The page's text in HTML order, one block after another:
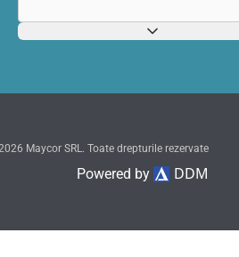
Maycor SRL. Toate drepturile rezervate
Powered by DDM